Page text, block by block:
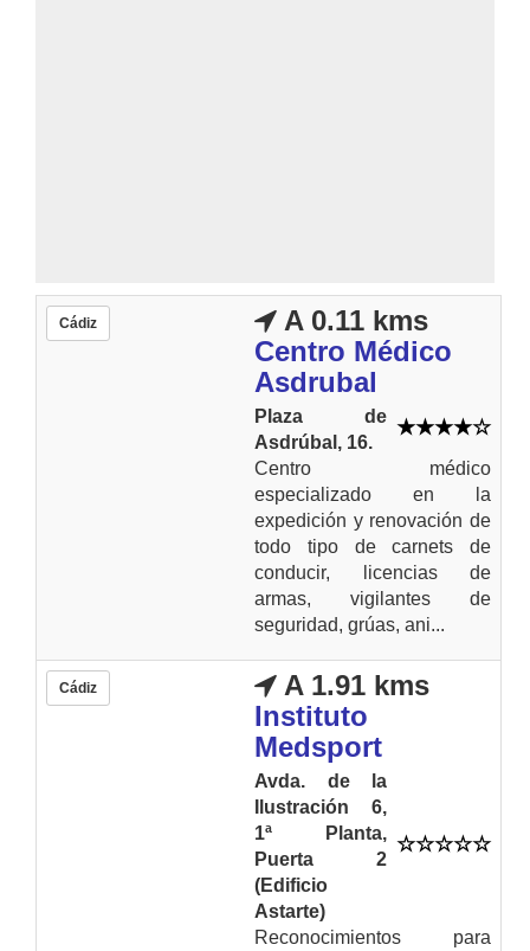
Cádiz
A 0.11 kms
Centro Médico
Asdrubal
Plaza de
Asdrúbal, 16.
Centro médico
especializado en la
expedición y renovación de
todo tipo de carnets de
conducir, licencias de
armas, vigilantes de
seguridad, grúas, ani...
Cádiz
A 1.91 kms
Instituto
Medsport
Avda. de la
Ilustración 6,
1ª Planta,
Puerta 2
(Edificio
Astarte)
Reconocimientos para